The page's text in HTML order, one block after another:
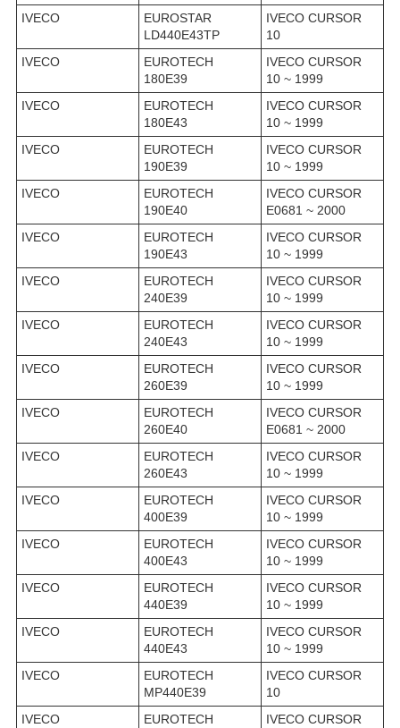
IVECO
EUROSTAR
LD440E43TP
IVECO CURSOR
10
IVECO
EUROTECH
180E39
IVECO CURSOR
10 ~ 1999
IVECO
EUROTECH
180E43
IVECO CURSOR
10 ~ 1999
IVECO
EUROTECH
190E39
IVECO CURSOR
10 ~ 1999
IVECO
EUROTECH
190E40
IVECO CURSOR
E0681 ~ 2000
IVECO
EUROTECH
190E43
IVECO CURSOR
10 ~ 1999
IVECO
EUROTECH
240E39
IVECO CURSOR
10 ~ 1999
IVECO
EUROTECH
240E43
IVECO CURSOR
10 ~ 1999
IVECO
EUROTECH
260E39
IVECO CURSOR
10 ~ 1999
IVECO
EUROTECH
260E40
IVECO CURSOR
E0681 ~ 2000
IVECO
EUROTECH
260E43
IVECO CURSOR
10 ~ 1999
IVECO
EUROTECH
400E39
IVECO CURSOR
10 ~ 1999
IVECO
EUROTECH
400E43
IVECO CURSOR
10 ~ 1999
IVECO
EUROTECH
440E39
IVECO CURSOR
10 ~ 1999
IVECO
EUROTECH
440E43
IVECO CURSOR
10 ~ 1999
IVECO
EUROTECH
MP440E39
IVECO CURSOR
10
IVECO
EUROTECH
IVECO CURSOR